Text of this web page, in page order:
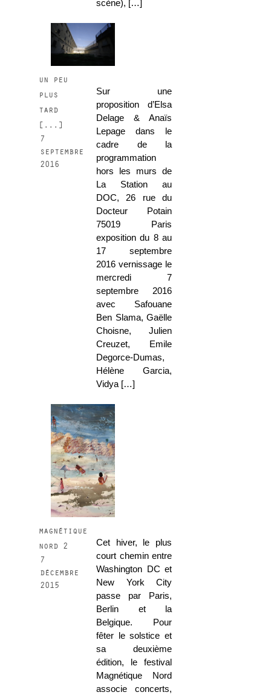
scène), […]
un peu
plus
tard
[...]
7
septembre
2016
Sur une
proposition d’Elsa
Delage & Anaïs
Lepage dans le
cadre de la
programmation
hors les murs de
La Station au
DOC, 26 rue du
Docteur Potain
75019 Paris
exposition du 8 au
17 septembre
2016 vernissage le
mercredi 7
septembre 2016
avec Safouane
Ben Slama, Gaëlle
Choisne, Julien
Creuzet, Emile
Degorce-Dumas,
Hélène Garcia,
Vidya […]
magnétique
nord 2
7
décembre
2015
Cet hiver, le plus
court chemin entre
Washington DC et
New York City
passe par Paris,
Berlin et la
Belgique. Pour
fêter le solstice et
sa deuxième
édition, le festival
Magnétique Nord
associe concerts,